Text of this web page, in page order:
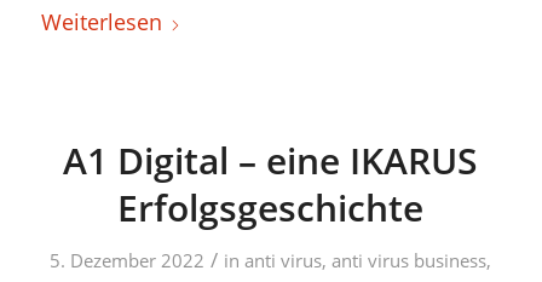
Weiterlesen
A1 Digital – eine IKARUS
Erfolgsgeschichte
5. Dezember 2022 / inanti virus,anti virus business,